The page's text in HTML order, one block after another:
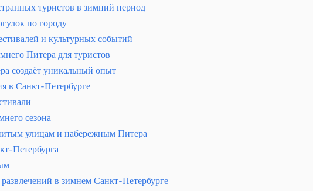
северной России
туристов в зимний период
по городу
и культурных событий
Питера для туристов
создаёт уникальный опыт
в Санкт-Петербурге
сезона
улицам и набережным Питера
Петербурга
в зимнем Санкт-Петербурге